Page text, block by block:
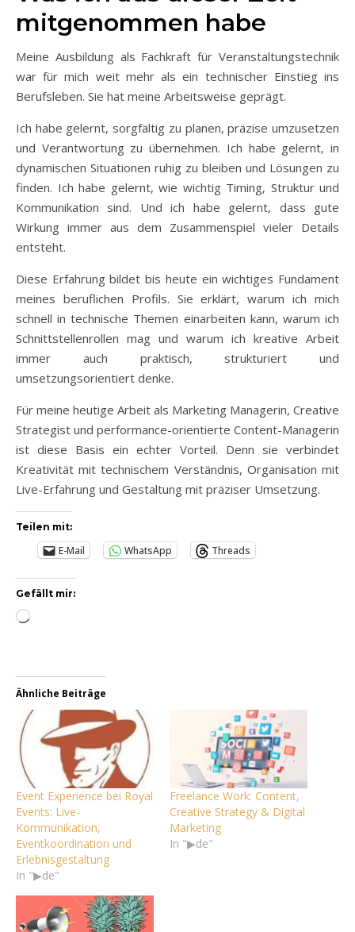
mitgenommen habe
Meine Ausbildung als Fachkraft für Veranstaltungstechnik
war für mich weit mehr als ein technischer Einstieg ins
Berufsleben. Sie hat meine Arbeitsweise geprägt.
Ich habe gelernt, sorgfältig zu planen, präzise umzusetzen
und Verantwortung zu übernehmen. Ich habe gelernt, in
dynamischen Situationen ruhig zu bleiben und Lösungen zu
finden. Ich habe gelernt, wie wichtig Timing, Struktur und
Kommunikation sind. Und ich habe gelernt, dass gute
Wirkung immer aus dem Zusammenspiel vieler Details
entsteht.
Diese Erfahrung bildet bis heute ein wichtiges Fundament
meines beruflichen Profils. Sie erklärt, warum ich mich
schnell in technische Themen einarbeiten kann, warum ich
Schnittstellenrollen mag und warum ich kreative Arbeit
immer auch praktisch, strukturiert und
umsetzungsorientiert denke.
Für meine heutige Arbeit als Marketing Managerin, Creative
Strategist und performance-orientierte Content-Managerin
ist diese Basis ein echter Vorteil. Denn sie verbindet
Kreativität mit technischem Verständnis, Organisation mit
Live-Erfahrung und Gestaltung mit präziser Umsetzung.
Teilen mit:
E-Mail WhatsApp Threads
Gefällt mir:
Wird geladen …
Ähnliche Beiträge
Event Experience bei Royal
Events: Live-
Kommunikation,
Eventkoordination und
Erlebnisgestaltung
In "▶de"
Freelance Work: Content,
Creative Strategy & Digital
Marketing
In "▶de"